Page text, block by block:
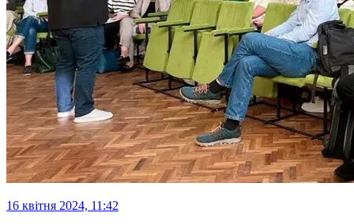
16 квітня 2024, 11:42